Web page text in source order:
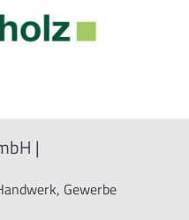
|
Gewerbe